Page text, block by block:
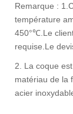
Remarque :
température
450°℃.Le
requise.Le
2. La coque
matériau de la
acier